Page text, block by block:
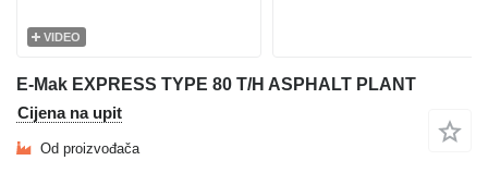
VIDEO
E-Mak EXPRESS TYPE 80 T/H ASPHALT PLANT
Cijena na upit
Od proizvođača